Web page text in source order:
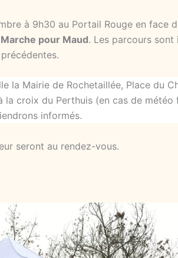
à 9h30 au Portail Rouge en face
pour Maud. Les parcours sont
la Mairie de Rochetaillée, Place du
la croix du Perthuis (en cas de météo
informés.
seront au rendez-vous.